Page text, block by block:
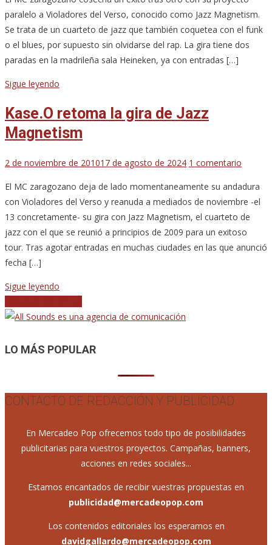
paralelo a Violadores del Verso, conocido como Jazz Magnetism.
Se trata de un cuarteto de jazz que también coquetea con el funk
o el blues, por supuesto sin olvidarse del rap. La gira tiene dos
paradas en la madrileña sala Heineken, ya con entradas […]
Sigue leyendo
Kase.O retoma la gira de Jazz
Magnetism
2 de noviembre de 201017 de agosto de 2024 1 comentario
retoma
la
gira
de
Jazz
El MC zaragozano deja de lado momentaneamente su andadura
con Violadores del Verso y reanuda a mediados de noviembre -el
13 concretamente- su gira con Jazz Magnetism, el cuarteto de
jazz con el que se reunió a principios de 2009 para un exitoso
tour. Tras agotar entradas en muchas ciudades en las que anunció
fecha […]
Sigue leyendo
Navegación
de
entradas
LO MÁS POPULAR
CONTACTO DE REDACCIÓN Y PUBLICIDAD
En Mercadeo Pop ofrecemos todo tipo de posibilidades
publicitarias para vuestros proyectos. Campañas, banners,
acciones en redes sociales...
Estamos encantados de recibir vuestras propuestas en
publicidad@mercadeopop.com
Los contenidos editoriales los esperamos en
davidgallardo@mercadeopop.com